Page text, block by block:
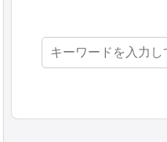
検